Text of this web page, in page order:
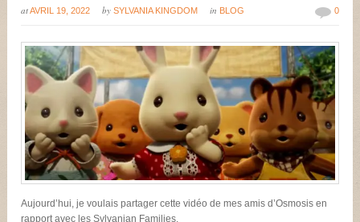
atAVRIL 19, 2022 by SYLVANIA KINGDOM in BLOG 0
Aujourd’hui, je voulais partager cette vidéo de mes amis d’Osmosis en
rapport avec les Sylvanian Families.